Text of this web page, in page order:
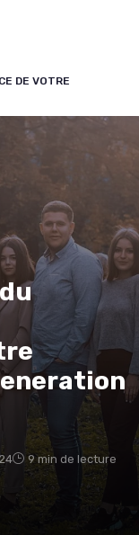
DE VOTRE
9 min de lecture